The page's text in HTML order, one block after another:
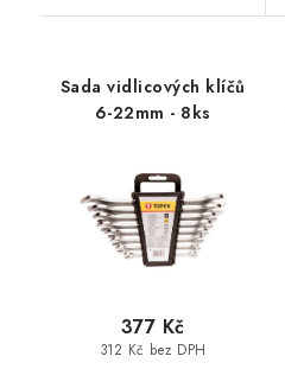
Sada vidlicových klíčů
6-22mm - 8ks
312 Kč bez DPH
377 Kč